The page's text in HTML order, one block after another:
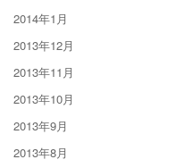
2014年1月
2013年12月
2013年11月
2013年10月
2013年9月
2013年8月